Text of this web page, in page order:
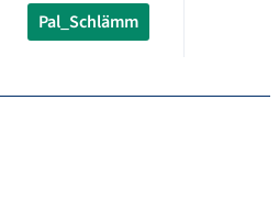
Pal_Schlämm